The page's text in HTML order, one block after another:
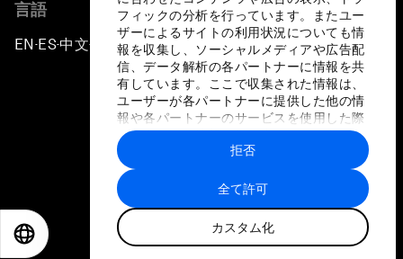
フィックの分析を行っています。またユー
ザーによるサイトの利用状況についても情
報を収集し、ソーシャルメディアや広告配
信、データ解析の各パートナーに情報を共
有しています。ここで収集された情報は、
ユーザーが各パートナーに提供した他の情
報や各パートナーのサービスを使用した際
に収集された情報と組み合わされ、各パー
トナーによって使用されることがありま
す。
全て許可
カスタム化
拒否
言語
EN ▪ ES▪中文▪ 日本語
プライバシーポリシーと利用規約
サイトマップ
©
世界経済フォーラム